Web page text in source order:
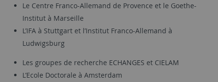
Le Centre Franco-Allemand de Provence et le Goethe-
Institut à Marseille
L’IFA à Stuttgart et l’Institut Franco-Allemand à
Ludwigsburg
Les groupes de recherche ECHANGES et CIELAM
L’Ecole Doctorale à Amsterdam